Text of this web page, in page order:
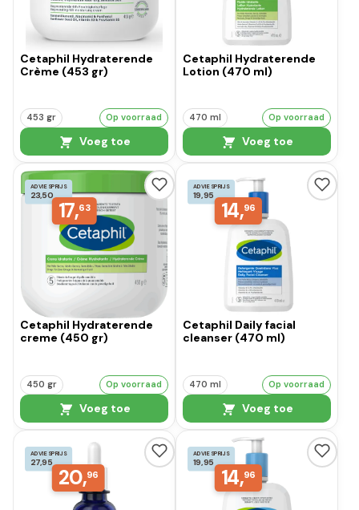
Cetaphil Hydraterende
Crème (453 gr)
453 gr Op voorraad
Voeg toe
Cetaphil Hydraterende
Lotion (470 ml)
470 ml Op voorraad
Voeg toe
ADVIESPRIJS
23,50
17,63
Cetaphil Hydraterende
creme (450 gr)
450 gr Op voorraad
Voeg toe
ADVIESPRIJS
19,95
14,96
Cetaphil Daily facial
cleanser (470 ml)
470 ml Op voorraad
Voeg toe
ADVIESPRIJS
27,95
20,96
ADVIESPRIJS
19,95
14,96